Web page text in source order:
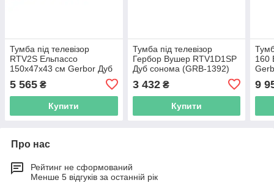
Тумба під телевізор
RTV2S Ельпассо
150х47х43 см Gerbor Дуб
5 565 ₴
Купити
Тумба під телевізор
Гербор Вушер RTV1D1SP
Дуб сонома (GRB-1392)
3 432₴
Купити
160
9
Про нас
Рейтинг не сформований
Менше 5 відгуків за останній рік